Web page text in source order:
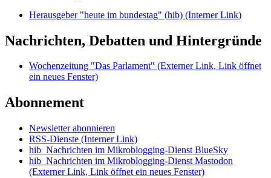
Herausgeber "heute im bundestag" (hib) (Interner Link)
Nachrichten, Debatten und Hintergründe
Wochenzeitung "Das Parlament" (Externer Link, Link öffnet
ein neues Fenster)
Abonnement
Newsletter abonnieren
RSS-Dienste (Interner Link)
hib_Nachrichten im Mikroblogging-Dienst BlueSky
hib_Nachrichten im Mikroblogging-Dienst Mastodon
(Externer Link, Link öffnet ein neues Fenster)